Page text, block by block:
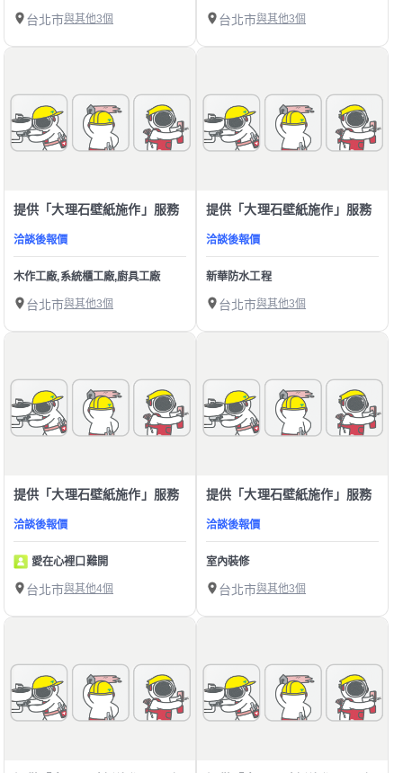
台北市與其他3個 台北市與其他3個
提供「大理石壁紙施作」服務
洽談後報價
木作工廠,系統櫃工廠,廚具工廠
台北市與其他3個
提供「大理石壁紙施作」服務
洽談後報價
新華防水工程
台北市與其他3個
提供「大理石壁紙施作」服務
洽談後報價
愛在心裡口難開
台北市與其他4個
提供「大理石壁紙施作」服務
洽談後報價
室內裝修
台北市與其他3個